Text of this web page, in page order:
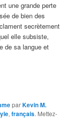
une grande perte
de bien des
secrètement
elle subsiste,
de sa langue et
parKevin M.
,français. Mettez-